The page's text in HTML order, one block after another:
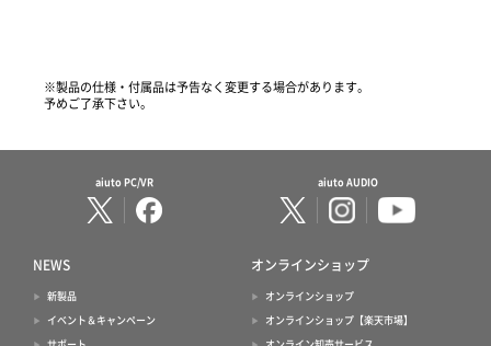
※製品の仕様・付属品は予告なく変更する場合があります。
予めご了承下さい。
aiuto PC/VR aiuto AUDIO
NEWS
新製品
イベント＆キャンペーン
オンラインショップ
オンラインショップ
オンラインショップ【楽天市場】